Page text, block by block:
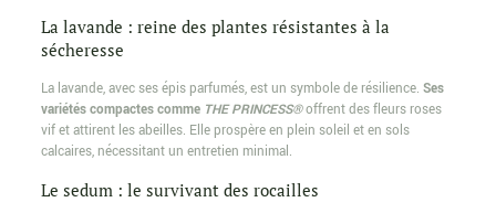
La lavande : reine des plantes résistantes à la
sécheresse
La lavande, avec ses épis parfumés, est un symbole de résilience. Ses
variétés compactes comme THE PRINCESS®offrent des fleurs roses
vif et attirent les abeilles. Elle prospère en plein soleil et en sols
calcaires, nécessitant un entretien minimal.
Le sedum : le survivant des rocailles